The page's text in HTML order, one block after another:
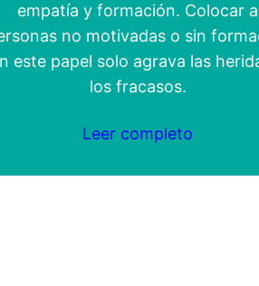
empatía y formación. Colocar a
no motivadas o sin
este papel solo agrava las
los fracasos.
Leer completo